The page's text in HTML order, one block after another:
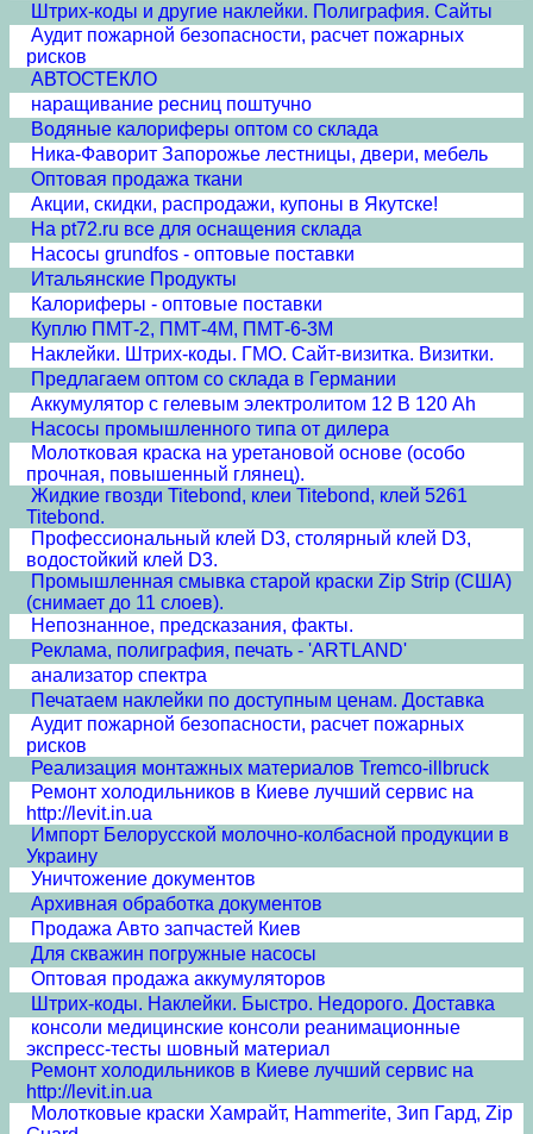
Штрих-коды и другие наклейки. Полиграфия. Сайты
Аудит пожарной безопасности, расчет пожарных
рисков
АВТОСТЕКЛО
наращивание ресниц поштучно
Водяные калориферы оптом со склада
Ника-Фаворит Запорожье лестницы, двери, мебель
Оптовая продажа ткани
Акции, скидки, распродажи, купоны в Якутске!
На pt72.ru все для оснащения склада
Насосы grundfos - оптовые поставки
Итальянские Продукты
Калориферы - оптовые поставки
Куплю ПМТ-2, ПМТ-4М, ПМТ-6-3М
Наклейки. Штрих-коды. ГМО. Сайт-визитка. Визитки.
Предлагаем oптом со склада в Германии
Аккумулятор с гелевым электролитом 12 В 120 Ah
Насосы промышленного типа от дилера
Молотковая краска на уретановой основе (особо
прочная, повышенный глянец).
Жидкие гвозди Titebond, клеи Titebond, клей 5261
Titebond.
Профессиональный клей D3, столярный клей D3,
водостойкий клей D3.
Промышленная смывка старой краски Zip Strip (США)
(снимает до 11 слоев).
Непознанное, предсказания, факты.
Реклама, полиграфия, печать - 'ARTLAND'
анализатор спектра
Печатаем наклейки по доступным ценам. Доставка
Аудит пожарной безопасности, расчет пожарных
рисков
Реализация монтажных материалов Tremco-illbruck
Ремонт холодильников в Киеве лучший сервис на
http://levit.in.ua
Импорт Белорусской молочно-колбасной продукции в
Украину
Уничтожение документов
Архивная обработка документов
Продажа Авто запчастей Киев
Для скважин погружные насосы
Оптовая продажа аккумуляторов
Штрих-коды. Наклейки. Быстро. Недорого. Доставка
консоли медицинские консоли реанимационные
экспресс-тесты шовный материал
Ремонт холодильников в Киеве лучший сервис на
http://levit.in.ua
Молотковые краски Хамрайт, Hammerite, Зип Гард, Zip